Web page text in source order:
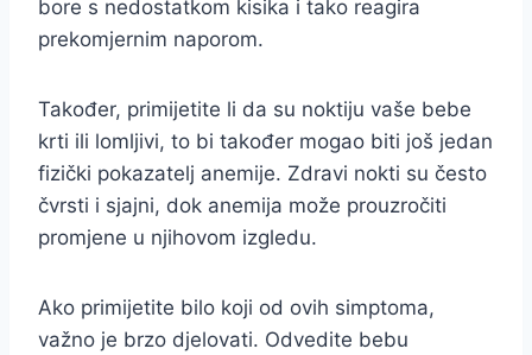
bore s nedostatkom kisika i tako reagira
prekomjernim naporom.
Također, primijetite li da su noktiju vaše bebe
krti ili lomljivi, to bi također mogao biti još jedan
fizički pokazatelj anemije. Zdravi nokti su često
čvrsti i sjajni, dok anemija može prouzročiti
promjene u njihovom izgledu.
Ako primijetite bilo koji od ovih simptoma,
važno je brzo djelovati. Odvedite bebu